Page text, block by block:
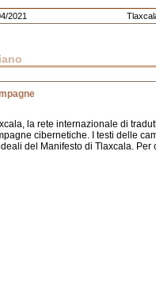
2021
la rete internazionale di
cibernetiche. I testi delle
del Manifesto di Tlaxcala. Per